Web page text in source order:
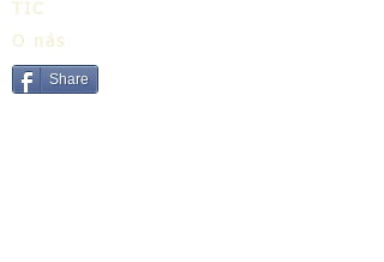
TIC
O nás
Share